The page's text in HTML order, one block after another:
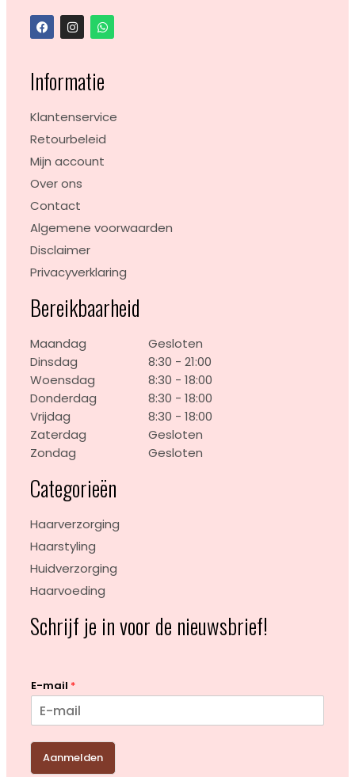
Informatie
Klantenservice
Retourbeleid
Mijn account
Over ons
Contact
Algemene voorwaarden
Disclaimer
Privacyverklaring
Bereikbaarheid
Maandag
Dinsdag
Woensdag
Donderdag
Vrijdag
Zaterdag
Zondag
Gesloten
8:30 - 21:00
8:30 - 18:00
8:30 - 18:00
8:30 - 18:00
Gesloten
Gesloten
Categorieën
Haarverzorging
Haarstyling
Huidverzorging
Haarvoeding
Schrijf je in voor de nieuwsbrief!
E-mail *
Aanmelden